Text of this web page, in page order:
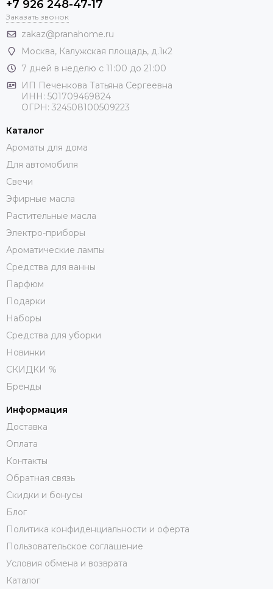
+7 926 248-47-17
Заказать звонок
zakaz@pranahome.ru
Москва, Калужская площадь, д.1к2
7 дней в неделю с 11:00 до 21:00
ИП Печенкова Татьяна Сергеевна
ИНН: 501709469824
ОГРН: 324508100509223
Каталог
Ароматы для дома
Для автомобиля
Свечи
Эфирные масла
Растительные масла
Электро-приборы
Ароматические лампы
Средства для ванны
Парфюм
Подарки
Наборы
Средства для уборки
Новинки
СКИДКИ %
Бренды
Информация
Доставка
Оплата
Контакты
Обратная связь
Скидки и бонусы
Блог
Политика конфиденциальности и оферта
Пользовательское соглашение
Условия обмена и возврата
Каталог